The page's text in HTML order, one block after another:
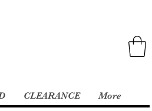
CLEARANCE More